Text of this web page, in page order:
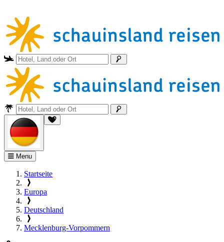
Menu
Startseite
Europa
Deutschland
Mecklenburg-Vorpommern